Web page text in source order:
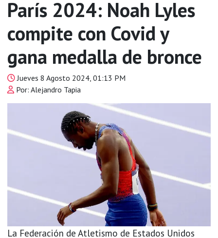
París 2024: Noah Lyles
compite con Covid y
gana medalla de bronce
Jueves 8 Agosto 2024, 01:13 PM
Por: Alejandro Tapia
La Federación de Atletismo de Estados Unidos